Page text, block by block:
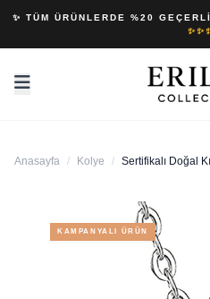
✨ TÜM ÜRÜNLERDE %20
Anasayfa / Kolye / Sertifikalı Doğal
KAMPANYALI ÜRÜN